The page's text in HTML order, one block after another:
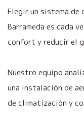
Elegir un sistema de
Barrameda es cada
confort y reducir el
Nuestro equipo
una instalación de
de climatización y